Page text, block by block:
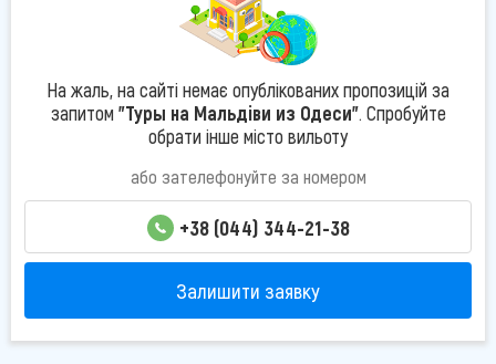
На жаль, на сайті немає опублікованих пропозицій за
запитом "Туры на Мальдіви из Одеси". Спробуйте
обрати інше місто вильоту
або зателефонуйте за номером
+38 (044) 344-21-38
Залишити заявку